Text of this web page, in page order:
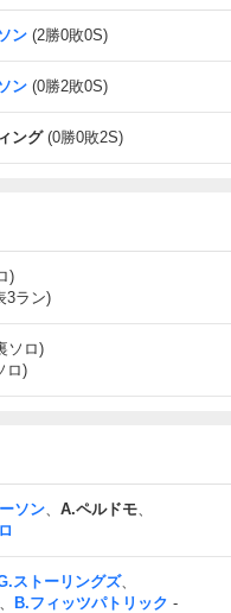
ン (2勝0敗0S)
ン (0勝2敗0S)
ング(0勝0敗2S)
)
3ラン)
ソロ)
ロ)
ソン、 A.ペルドモ、
ストーリングズ、
、 B.フィッツパトリック -